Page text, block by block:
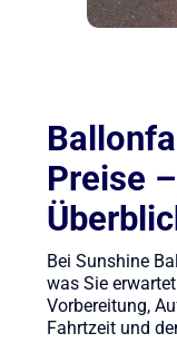
Preise
Bei Sunshine
was Sie
Vorbereitung,
Fahrtzeit und